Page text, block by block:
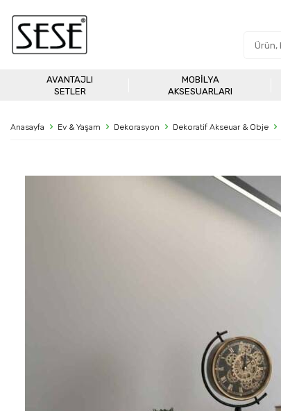
AVANTAJLI
SETLER
MOBILYA
AKSESUARLARI
Anasayfa Ev & Yaşam Dekorasyon Dekoratif Akseuar & Obje